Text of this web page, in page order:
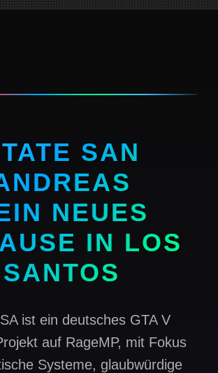
SAN
NEUES
IN LOS
SANTOS
ist ein deutsches GTA V
auf RageMP, mit Fokus
Systeme, glaubwürdige